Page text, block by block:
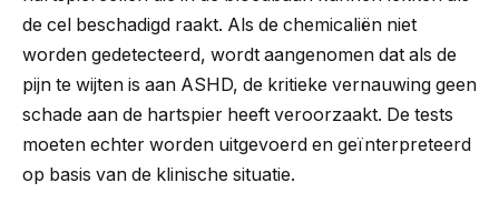
de cel beschadigd raakt. Als de chemicaliën niet
worden gedetecteerd, wordt aangenomen dat als de
pijn te wijten is aan ASHD, de kritieke vernauwing geen
schade aan de hartspier heeft veroorzaakt. De tests
moeten echter worden uitgevoerd en geïnterpreteerd
op basis van de klinische situatie.